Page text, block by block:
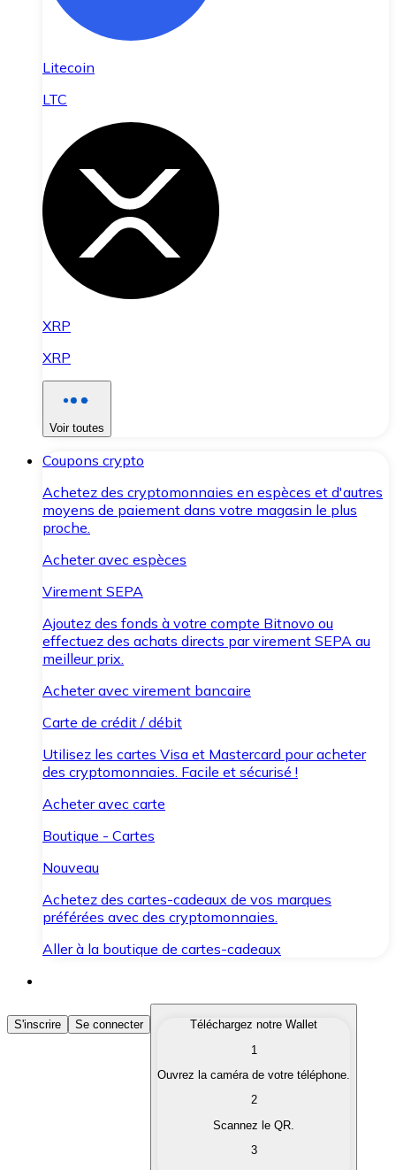
Litecoin
LTC
XRP
XRP
Voir toutes
Coupons crypto
Achetez des cryptomonnaies en espèces et d'autres
moyens de paiement dans votre magasin le plus
proche.
Acheter avec espèces
Virement SEPA
Ajoutez des fonds à votre compte Bitnovo ou
effectuez des achats directs par virement SEPA au
meilleur prix.
Acheter avec virement bancaire
Carte de crédit / débit
Utilisez les cartes Visa et Mastercard pour acheter
des cryptomonnaies. Facile et sécurisé !
Acheter avec carte
Boutique - Cartes
Nouveau
Achetez des cartes-cadeaux de vos marques
préférées avec des cryptomonnaies.
Aller à la boutique de cartes-cadeaux
Acheter des Cryptomonnaies
Achetez les cryptomonnaies qui vous intéressent
Convertissez vos cryptomonnaies en monnaie
S'inscrire Se connecter
Téléchargez notre Wallet
1
Ouvrez la caméra de votre téléphone.
2
Scannez le QR.
3